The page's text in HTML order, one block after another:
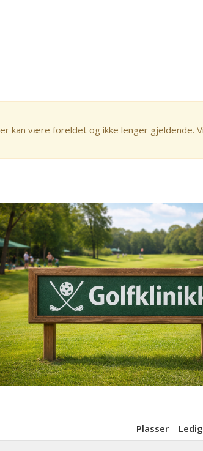
kan være foreldet og ikke lenger gjeldende.
Plasser Ledig